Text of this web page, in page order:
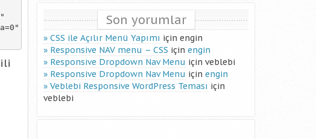
Son yorumlar
CSS ile Açılır Menü Yapımı için engin
Responsive NAV menu – CSS için engin
Responsive Dropdown Nav Menu için veblebi
Responsive Dropdown Nav Menu için engin
Veblebi Responsive WordPress Teması için
veblebi